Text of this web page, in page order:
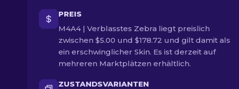
PREIS
M4A4 | Verblasstes Zebra liegt preislich
zwischen $5.00 und $178.72 und gilt damit als
ein erschwinglicher Skin. Es ist derzeit auf
mehreren Marktplätzen erhältlich.
ZUSTANDSVARIANTEN